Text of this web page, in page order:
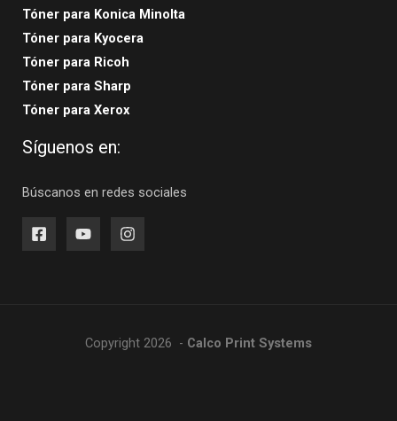
Tóner para Konica Minolta
Tóner para Kyocera
Tóner para Ricoh
Tóner para Sharp
Tóner para Xerox
Síguenos en:
Búscanos en redes sociales
Copyright 2026 - Calco Print Systems